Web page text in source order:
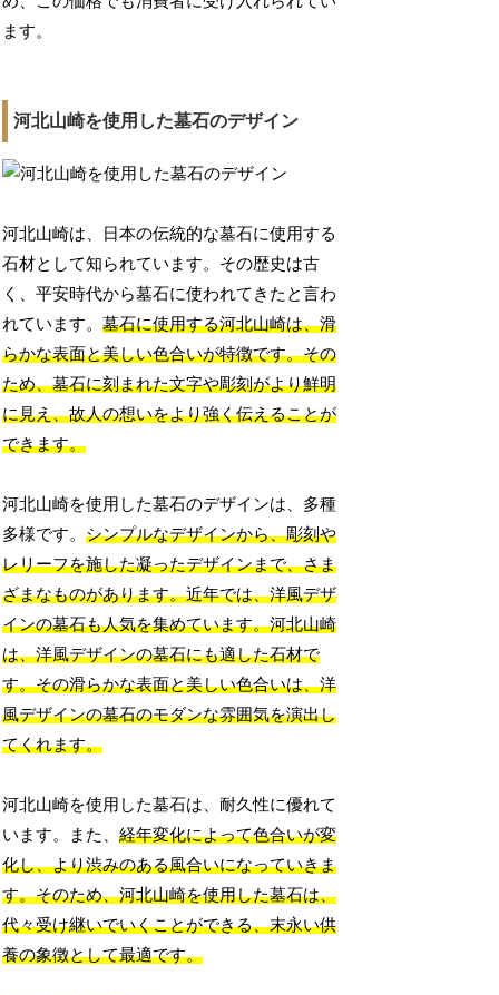
ます。
河北山崎を使用した墓石のデザイン
河北山崎は、日本の伝統的な墓石に使用する
石材として知られています。その歴史は古
く、平安時代から墓石に使われてきたと言わ
れています。墓石に使用する河北山崎は、滑
らかな表面と美しい色合いが特徴です。その
ため、墓石に刻まれた文字や彫刻がより鮮明
に見え、故人の想いをより強く伝えることが
できます。
河北山崎を使用した墓石のデザインは、多種
多様です。シンプルなデザインから、彫刻や
レリーフを施した凝ったデザインまで、さま
ざまなものがあります。近年では、洋風デザ
インの墓石も人気を集めています。河北山崎
は、洋風デザインの墓石にも適した石材で
す。その滑らかな表面と美しい色合いは、洋
風デザインの墓石のモダンな雰囲気を演出し
てくれます。
河北山崎を使用した墓石は、耐久性に優れて
います。また、経年変化によって色合いが変
化し、より渋みのある風合いになっていきま
す。そのため、河北山崎を使用した墓石は、
代々受け継いでいくことができる、末永い供
養の象徴として最適です。